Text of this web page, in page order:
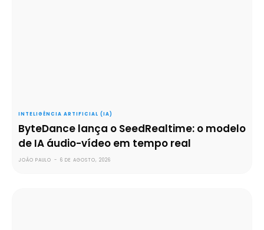
INTELIGÊNCIA ARTIFICIAL (IA)
ByteDance lança o SeedRealtime: o modelo
de IA áudio-vídeo em tempo real
JOÃO PAULO - 6 DE AGOSTO, 2026